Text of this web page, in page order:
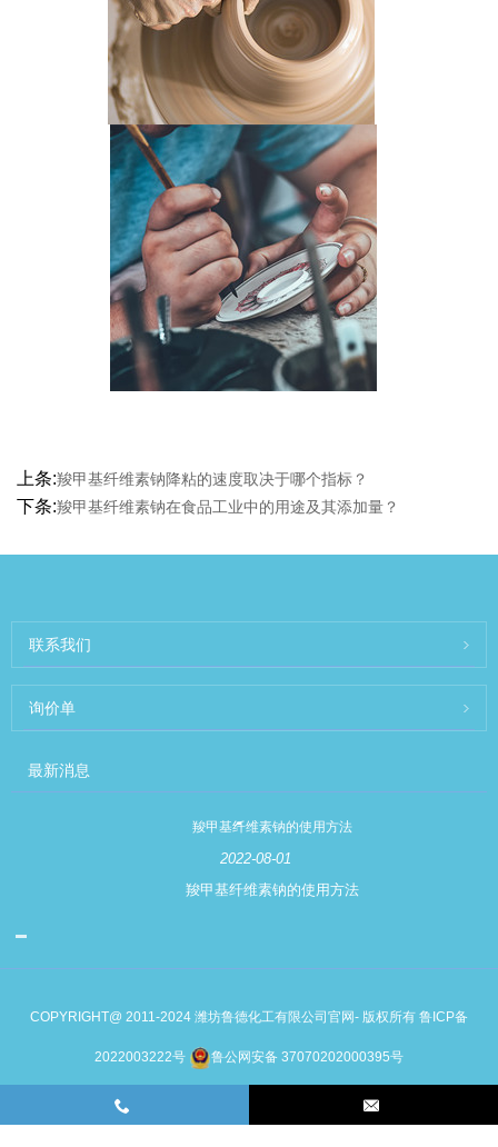
上条:羧甲基纤维素钠降粘的速度取决于哪个指标？
下条:羧甲基纤维素钠在食品工业中的用途及其添加量？
联系我们
询价单
最新消息
羧甲基纤维素钠的使用方法
2022-08-01
羧甲基纤维素钠的使用方法
COPYRIGHT@ 2011-2024 潍坊鲁德化工有限公司官网- 版权所有 鲁ICP备
2022003222号 鲁公网安备 37070202000395号